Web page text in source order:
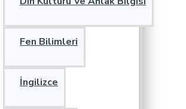
Fen Bilimleri
İngilizce